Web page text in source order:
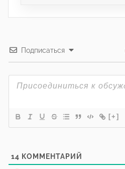
Подписаться
[+]
14 КОММЕНТАРИЙ